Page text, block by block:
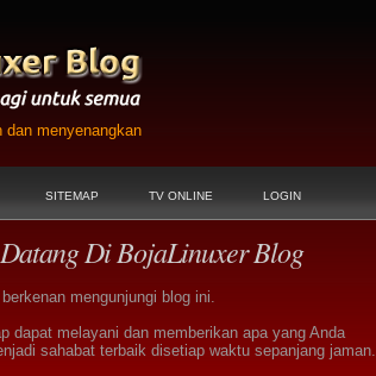
dan menyenangkan
SITEMAP TV ONLINE LOGIN
Di BojaLinuxer Blog
mengunjungi blog ini.
dapat melayani dan memberikan apa yang Anda
sahabat terbaik disetiap waktu sepanjang jaman.